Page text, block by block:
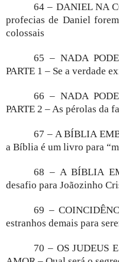
64 – DANIEL NA
profecias de Daniel
colossais
65 – NADA
PARTE 1 – Se a verdade
66 – NADA
PARTE 2 – As pérolas da
67 – A BÍBLIA
a Bíblia é um livro para
68 – A BÍBLIA
desafio para Joãozinho
69 –
estranhos demais para
70 – OS JUDEUS